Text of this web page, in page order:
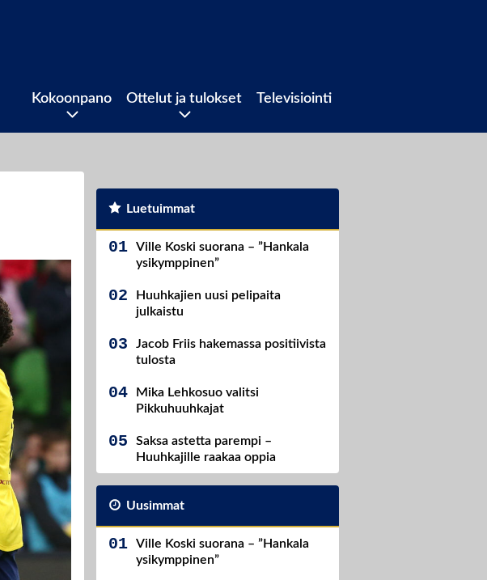
Kokoonpano Ottelut ja tulokset Televisiointi
Luetuimmat
Ville Koski suorana – ”Hankala
ysikymppinen”
Huuhkajien uusi pelipaita
julkaistu
Jacob Friis hakemassa positiivista
tulosta
Mika Lehkosuo valitsi
Pikkuhuuhkajat
Saksa astetta parempi –
Huuhkajille raakaa oppia
Uusimmat
Ville Koski suorana – ”Hankala
ysikymppinen”